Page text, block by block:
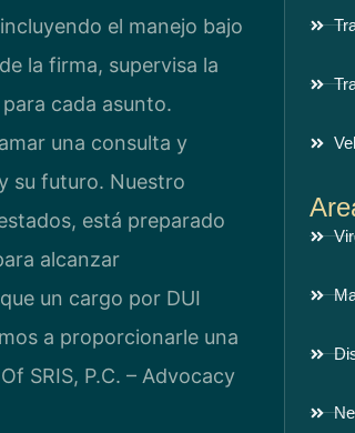
el manejo bajo
la firma, supervisa la
cada asunto.
una consulta y
su futuro. Nuestro
está preparado
alcanzar
un cargo por DUI
a proporcionarle una
SRIS, P.C. – Advocacy